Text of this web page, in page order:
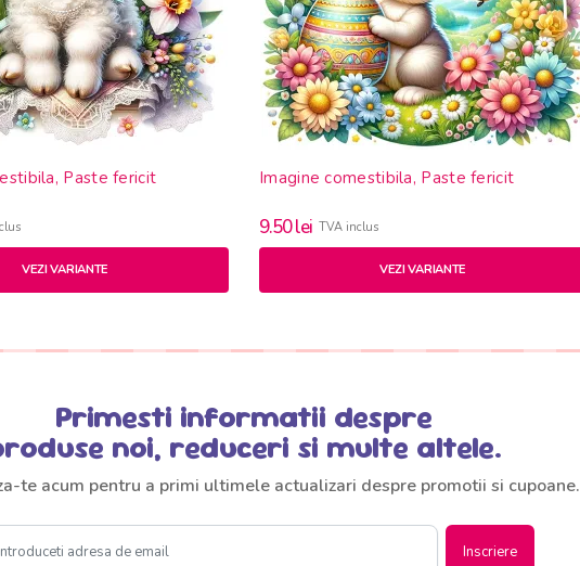
Paste fericit
VEZI VARIANTE
Imagine comestibila, Paste fericit
9.50lei TVA inclus
VEZI VARIANTE
Primesti informatii despre
noi, reduceri si multe altele.
te acum pentru a primi ultimele actualizari despre promotii si cupoane.
Inscriere